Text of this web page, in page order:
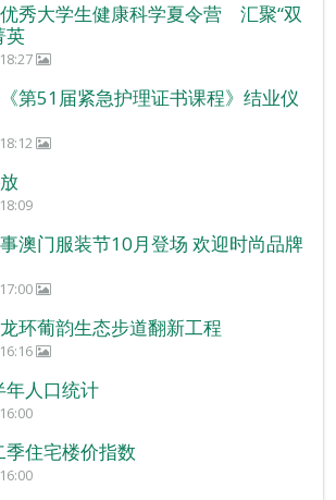
秀大学生健康科学夏令营 汇聚“双
英
第51届紧急护理证书课程》结业仪
澳门服装节10月登场 欢迎时尚品牌
环葡韵生态步道翻新工程
人口统计
住宅楼价指数